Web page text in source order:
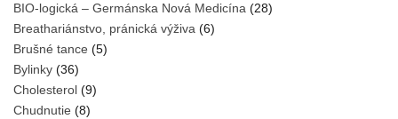
BIO-logická – Germánska Nová Medicína (28)
Breathariánstvo, pránická výživa (6)
Brušné tance (5)
Bylinky (36)
Cholesterol (9)
Chudnutie (8)